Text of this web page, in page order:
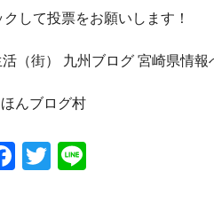
して投票をお願いします！
んブログ村
Facebook
Twitter